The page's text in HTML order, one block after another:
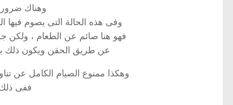
وهناك
وفى هذه الحالة التى يصوم فيها
فهو هنا صائم عن الطعام ، ولكن
عن طريق الحقن ويكون ذلك
وهكذا ممنوع الصيام الكامل عن
ففى